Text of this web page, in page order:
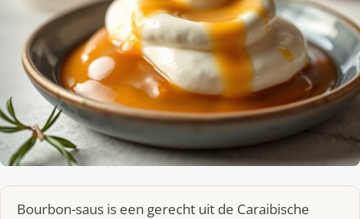
Bourbon-saus is een gerecht uit de Caraibische